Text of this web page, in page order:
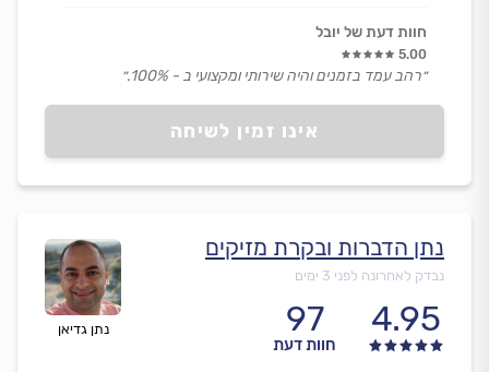
אינו זמין לשיחה
חוות דעת של יובל
5.00
״רהב עמד בזמנים והיה שירותי ומקצועי ב - 100%.״
נתן גדיאן
נתן הדברות ובקרת מזיקים
נבדק לאחרונה לפני 3 ימים
4.95
97
חוות דעת